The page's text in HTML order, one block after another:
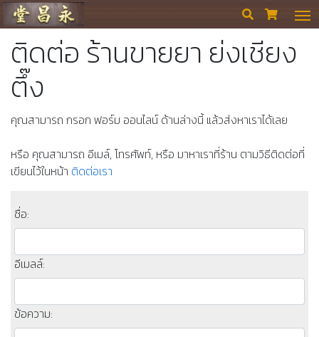
ร้านขายยา ย่งเชียงตึ๊ง  
ติดต่อ ร้านขายยา ย่งเชียง
ตึ๊ง
คุณสามารถ กรอก ฟอร์ม ออนไลน์ ด้านล่างนี้ แล้วส่งหาเราได้เลย
หรือ คุณสามารถ อีเมล์, โทรศัพท์, หรือ มาหาเราที่ร้าน ตามวิธีติดต่อที่
เขียนไว้ในหน้า ติดต่อเรา
ชื่อ:
อีเมลล์:
ข้อความ: